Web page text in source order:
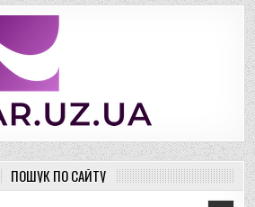
ПОШУК ПО САЙТУ